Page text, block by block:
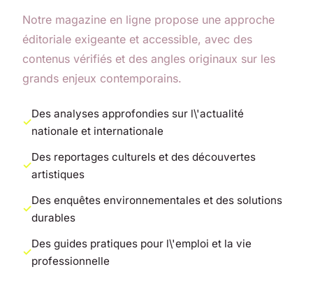
Notre magazine en ligne propose une approche
éditoriale exigeante et accessible, avec des
contenus vérifiés et des angles originaux sur les
grands enjeux contemporains.
Des analyses approfondies sur l\'actualité
nationale et internationale
Des reportages culturels et des découvertes
artistiques
Des enquêtes environnementales et des solutions
durables
Des guides pratiques pour l\'emploi et la vie
professionnelle